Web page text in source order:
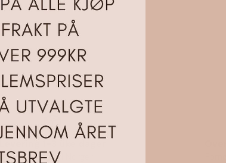
Alt på lager i Norger